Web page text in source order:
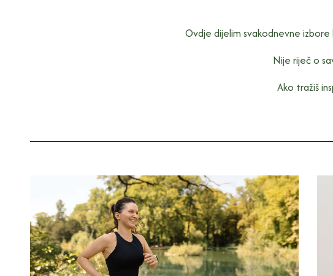
Ovdje dijelim svakodnevne
Nije riječ o
Ako tražiš